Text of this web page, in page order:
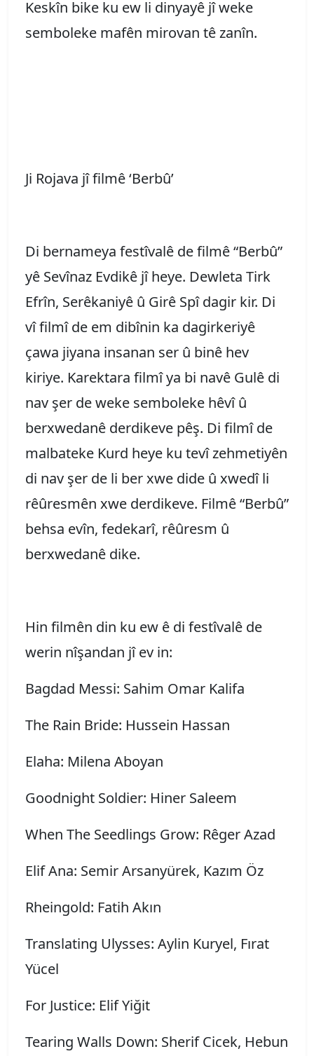
Keskîn bike ku ew li dinyayê jî weke
semboleke mafên mirovan tê zanîn.
Ji Rojava jî filmê ‘Berbû’
Di bernameya festîvalê de filmê “Berbû”
yê Sevînaz Evdikê jî heye. Dewleta Tirk
Efrîn, Serêkaniyê û Girê Spî dagir kir. Di
vî filmî de em dibînin ka dagirkeriyê
çawa jiyana insanan ser û binê hev
kiriye. Karektara filmî ya bi navê Gulê di
nav şer de weke semboleke hêvî û
berxwedanê derdikeve pêş. Di filmî de
malbateke Kurd heye ku tevî zehmetiyên
di nav şer de li ber xwe dide û xwedî li
rêûresmên xwe derdikeve. Filmê “Berbû”
behsa evîn, fedekarî, rêûresm û
berxwedanê dike.
Hin filmên din ku ew ê di festîvalê de
werin nîşandan jî ev in:
Bagdad Messi: Sahim Omar Kalifa
The Rain Bride: Hussein Hassan
Elaha: Milena Aboyan
Goodnight Soldier: Hiner Saleem
When The Seedlings Grow: Rêger Azad
Elif Ana: Semir Arsanyürek, Kazım Öz
Rheingold: Fatih Akın
Translating Ulysses: Aylin Kuryel, Fırat
Yücel
For Justice: Elif Yiğit
Tearing Walls Down: Sherif Cicek, Hebun